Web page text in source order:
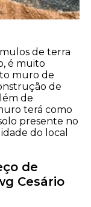
de terra
é muito
muro de
de
de
terá como
presente no
do local
de
Cesário